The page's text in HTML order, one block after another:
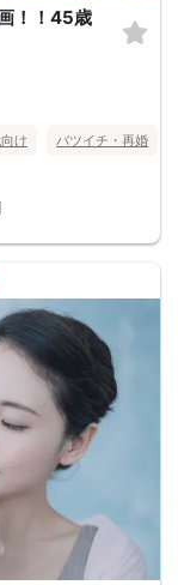
！！45歳
け バツイチ・再婚